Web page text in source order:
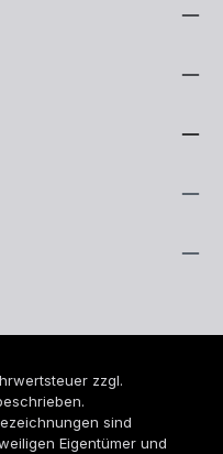
zzgl.
sind
Eigentümer und